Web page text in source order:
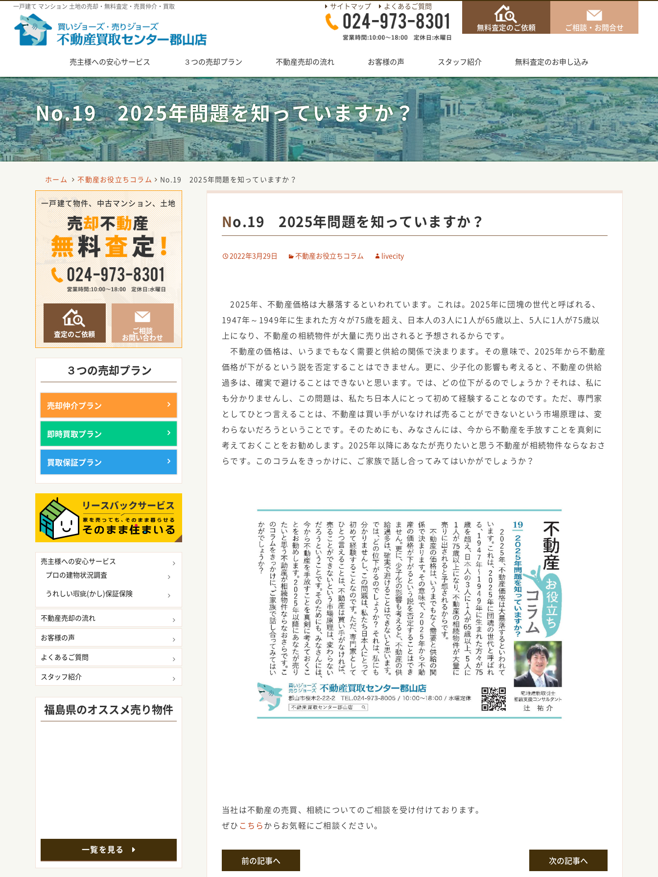
一戸建て マンション 土地の売却・無料査定・売買仲介・買取
無料査定のご依頼 ご相談・お問合せ
サイトマップ よくあるご質問
content
売主様への安心サービス ３つの売却プラン 不動産売却の流れ お客様の声 スタッフ紹介 無料査定のお申し込み
No.19 2025年問題を知っていますか？
ホーム 不動産お役立ちコラム No.19 2025年問題を知っていますか？
No.19 2025年問題を知っていますか？
2022年3月29日 不動産お役立ちコラム livecity
2025年、不動産価格は大暴落するといわれています。これは。2025年に団塊の世代と呼ばれる、
1947年～1949年に生まれた方々が75歳を超え、日本人の3人に1人が65歳以上、5人に1人が75歳以
上になり、不動産の相続物件が大量に売り出されると予想されるからです。
不動産の価格は、いうまでもなく需要と供給の関係で決まります。その意味で、2025年から不動産
価格が下がるという説を否定することはできません。更に、少子化の影響も考えると、不動産の供給
過多は、確実で避けることはできないと思います。では、どの位下がるのでしょうか？それは、私に
も分かりませんし、この問題は、私たち日本人にとって初めて経験することなのです。ただ、専門家
としてひとつ言えることは、不動産は買い手がいなければ売ることができないという市場原理は、変
わらないだろうということです。そのためにも、みなさんには、今から不動産を手放すことを真剣に
考えておくことをお勧めします。2025年以降にあなたが売りたいと思う不動産が相続物件ならなおさ
らです。このコラムをきっかけに、ご家族で話し合ってみてはいかがでしょうか？
当社は不動産の売買、相続についてのご相談を受け付けております。
ぜひ こちらからお気軽にご相談ください。
Post
前の記事へ 次の記事へ
一戸建て物件、中古マンション、土地
査定のご依頼 ご相談
お問い合わせ
３つの売却プラン
売却仲介プラン
即時買取プラン
買取保証プラン
売主様への安心サービス
プロの建物状況調査
うれしい瑕疵(かし)保証保険
不動産売却の流れ
お客様の声
よくあるご質問
スタッフ紹介
福島県のオススメ売り物件
一覧を見る